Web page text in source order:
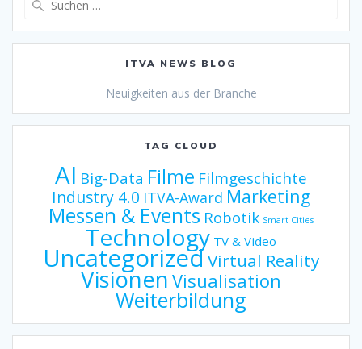
ITVA NEWS BLOG
Neuigkeiten aus der Branche
TAG CLOUD
AI Big-Data Filme Filmgeschichte
Industry 4.0 ITVA-Award Marketing
Messen & Events Robotik Smart Cities
Technology TV & Video
UncategorizedVirtual Reality
Visionen Visualisation
Weiterbildung